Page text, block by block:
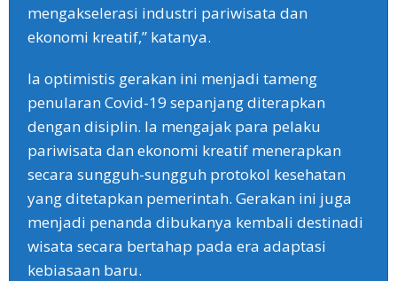
mengakselerasi industri pariwisata dan
ekonomi kreatif,” katanya.
Ia optimistis gerakan ini menjadi tameng
penularan Covid-19 sepanjang diterapkan
dengan disiplin. Ia mengajak para pelaku
pariwisata dan ekonomi kreatif menerapkan
secara sungguh-sungguh protokol kesehatan
yang ditetapkan pemerintah. Gerakan ini juga
menjadi penanda dibukanya kembali destinadi
wisata secara bertahap pada era adaptasi
kebiasaan baru.